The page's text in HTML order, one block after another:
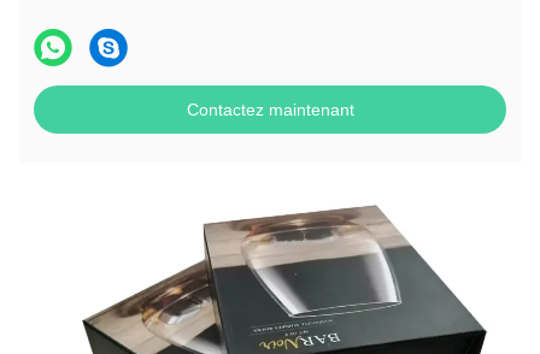
Contactez maintenant